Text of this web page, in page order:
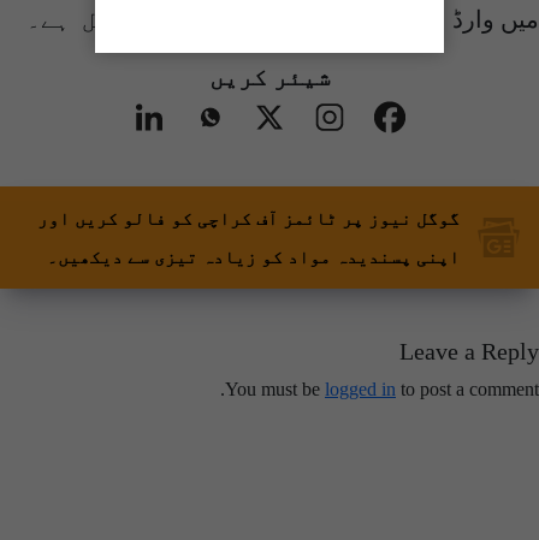
میں وارڈ نمبر 4 میں کونسلر کی نشست شامل ہے۔
شیئر کریں
گوگل نیوز پر ٹائمز آف کراچی کو فالو کریں اور
اپنی پسندیدہ مواد کو زیادہ تیزی سے دیکھیں۔
Leave a Reply
You must be logged in to post a comment.